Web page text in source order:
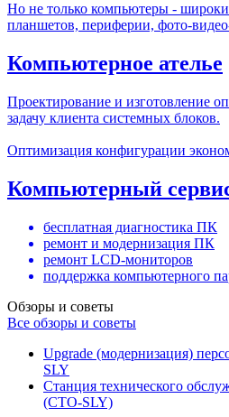
Но не только компьютеры -
планшетов, периферии, фото-видео-
Компьютерное ателье
Проектирование и изготовление
задачу клиента системных блоков.
Оптимизация конфигурации
Компьютерный
бесплатная диагностика ПК
ремонт и модернизация ПК
ремонт LCD-мониторов
поддержка компьютерного
Обзоры и советы
Все обзоры и советы
Upgrade (модернизация)
SLY
Станция технического
(СТО-SLY)